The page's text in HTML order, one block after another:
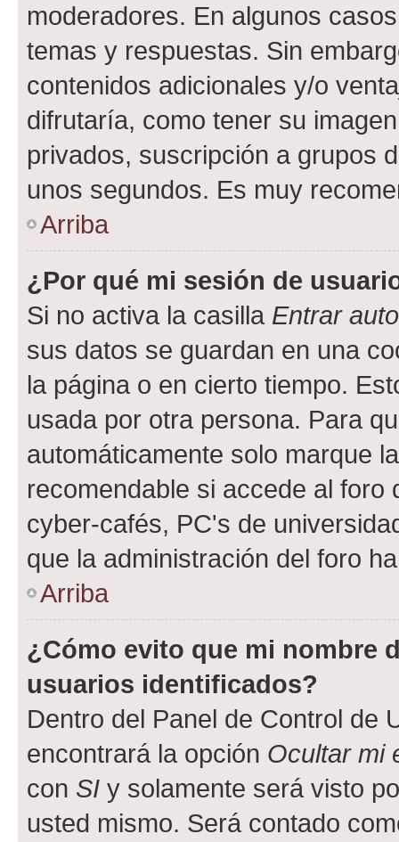
moderadores. En algunos
temas y respuestas. Sin
contenidos adicionales y/o
difrutaría, como tener su
privados, suscripción a grupos
unos segundos. Es muy
Arriba
¿Por qué mi sesión de
Si no activa la casilla Entrar
sus datos se guardan en una
la página o en cierto tiempo.
usada por otra persona. Para
automáticamente solo marque
recomendable si accede al foro
cyber-cafés, PC's de
que la administración del foro
Arriba
¿Cómo evito que mi nombre
usuarios identificados?
Dentro del Panel de Control de
encontrará la opción Ocultar mi
con SI y solamente será visto
usted mismo. Será contado